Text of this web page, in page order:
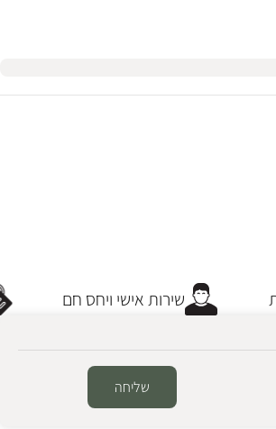
שירות אישי ויחס חם
שליחה